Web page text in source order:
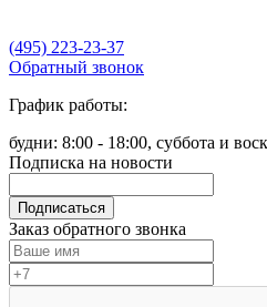
(495) 223-23-37
Обратный звонок
График работы:
будни: 8:00 - 18:00, суббота и
Подписка на новости
Подписаться
Заказ обратного звонка